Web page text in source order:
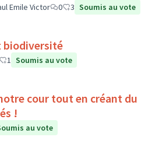
Emile Victor 0 3 Soumis au vote
biodiversité
1 Soumis au vote
cour tout en créant du
!
au vote